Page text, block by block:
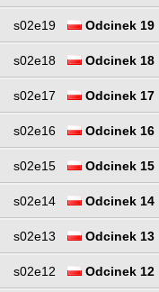
s02e19 Odcinek 19
s02e18 Odcinek 18
s02e17 Odcinek 17
s02e16 Odcinek 16
s02e15 Odcinek 15
s02e14 Odcinek 14
s02e13 Odcinek 13
s02e12 Odcinek 12